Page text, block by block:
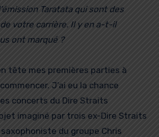
Taratata qui sont des
votre carrière. Il y en a-t-il
ont marqué ?
tête mes premières parties à
J’ai eu la chance
concerts du Dire Straits
imaginé par trois ex-Dire Straits
du groupe Chris